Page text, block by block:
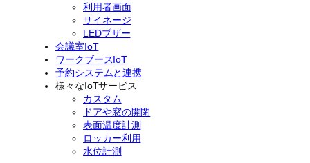
利用者画面
サイネージ
LEDブザー
会議室IoT
ワークブースIoT
予約システムと連携
様々なIoTサービス
カスタム
ドアや窓の開閉
表面温度計測
ロッカー利用
水位計測